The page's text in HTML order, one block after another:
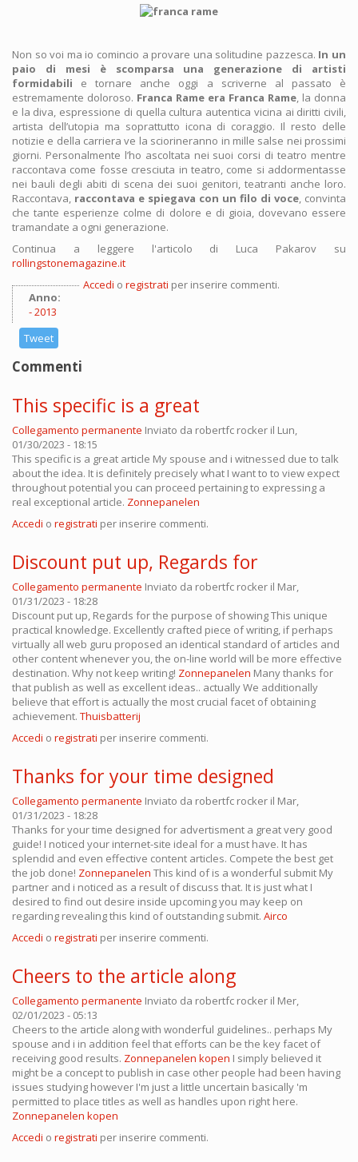
Non so voi ma io comincio a provare una solitudine pazzesca. In un
paio di mesi è scomparsa una generazione di artisti
formidabili e tornare anche oggi a scriverne al passato è
estremamente doloroso. Franca Rame era Franca Rame, la donna
e la diva, espressione di quella cultura autentica vicina ai diritti civili,
artista dell’utopia ma soprattutto icona di coraggio. Il resto delle
notizie e della carriera ve la sciorineranno in mille salse nei prossimi
giorni. Personalmente l’ho ascoltata nei suoi corsi di teatro mentre
raccontava come fosse cresciuta in teatro, come si addormentasse
nei bauli degli abiti di scena dei suoi genitori, teatranti anche loro.
Raccontava, raccontava e spiegava con un filo di voce, convinta
che tante esperienze colme di dolore e di gioia, dovevano essere
tramandate a ogni generazione.
Continua a leggere l'articolo di Luca Pakarov su
rollingstonemagazine.it
Anno:
2013
Accedi o registrati per inserire commenti.
Tweet
Commenti
This specific is a great
Collegamento permanente Inviato da robertfc rocker il Lun,
01/30/2023 - 18:15
This specific is a great article My spouse and i witnessed due to talk
about the idea. It is definitely precisely what I want to to view expect
throughout potential you can proceed pertaining to expressing a
real exceptional article. Zonnepanelen
Accedi o registrati per inserire commenti.
Discount put up, Regards for
Collegamento permanente Inviato da robertfc rocker il Mar,
01/31/2023 - 18:28
Discount put up, Regards for the purpose of showing This unique
practical knowledge. Excellently crafted piece of writing, if perhaps
virtually all web guru proposed an identical standard of articles and
other content whenever you, the on-line world will be more effective
destination. Why not keep writing! Zonnepanelen Many thanks for
that publish as well as excellent ideas.. actually We additionally
believe that effort is actually the most crucial facet of obtaining
achievement. Thuisbatterij
Accedi o registrati per inserire commenti.
Thanks for your time designed
Collegamento permanente Inviato da robertfc rocker il Mar,
01/31/2023 - 18:28
Thanks for your time designed for advertisment a great very good
guide! I noticed your internet-site ideal for a must have. It has
splendid and even effective content articles. Compete the best get
the job done! Zonnepanelen This kind of is a wonderful submit My
partner and i noticed as a result of discuss that. It is just what I
desired to find out desire inside upcoming you may keep on
regarding revealing this kind of outstanding submit. Airco
Accedi o registrati per inserire commenti.
Cheers to the article along
Collegamento permanente Inviato da robertfc rocker il Mer,
02/01/2023 - 05:13
Cheers to the article along with wonderful guidelines.. perhaps My
spouse and i in addition feel that efforts can be the key facet of
receiving good results. Zonnepanelen kopen I simply believed it
might be a concept to publish in case other people had been having
issues studying however I'm just a little uncertain basically 'm
permitted to place titles as well as handles upon right here.
Zonnepanelen kopen
Accedi o registrati per inserire commenti.